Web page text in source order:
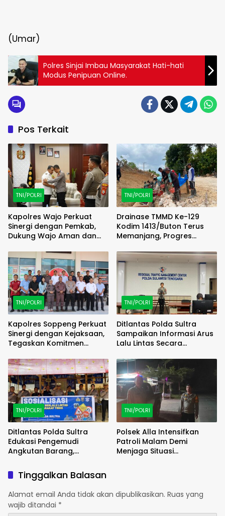
(Umar)
Polres Sinjai Imbau Masyarakat Hati-hati
Modus Penipuan Online.
Pos Terkait
TNI/POLRI
Kapolres Wajo Perkuat
Sinergi dengan Pemkab,
Dukung Wajo Aman dan
TNI/POLRI
Drainase TMMD Ke-129
Kodim 1413/Buton Terus
Memanjang, Progres
Terlihat Nyata
TNI/POLRI
Kapolres Soppeng Perkuat
Sinergi dengan Kejaksaan,
Tegaskan Komitmen
Profesional
TNI/POLRI
Ditlantas Polda Sultra
Sampaikan Informasi Arus
Lalu Lintas Secara
Report Bersama RRI
Kendari
TNI/POLRI
Ditlantas Polda Sultra
Edukasi Pengemudi
Angkutan Barang,
Kendaraan Demi
Keselamatan Berlalu Lintas
TNI/POLRI
Polsek Alla Intensifkan
Patroli Malam Demi
Menjaga Situasi
Tinggalkan Balasan
Alamat email Anda tidak akan dipublikasikan. Ruas yang
wajib ditandai *